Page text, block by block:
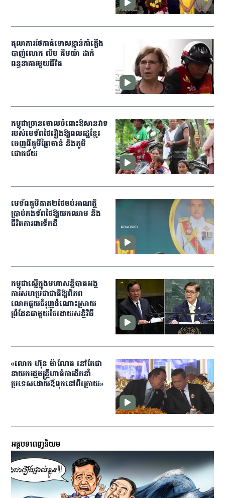
តុលាការ​ថៃកាត់ទោសខ្មាន់កាំភ្លើង
បាញ់​លោក​ លិម គិមយ៉ា ដាក់​
ពន្ធនាគារមួយជីវិត
កម្ពុជា​ច្រានចោលចំពោះ​ឱសានវាទ
របស់មេទ័ព​ថៃរឿងឱ្យពលរដ្ឋ​ខ្មែរ​
ចេញពី​ភូមីព្រៃចាន់ និងភូមិ
ជោគជ័យ
មេ​ទ័ព​ភូមិភាគ​២​ថៃ​ចប់​អាណត្តិ​
ប្រាប់​កង​ទ័ព​ថៃ​ឱ្យ​យក​ឈាម ​និង​
ជីវិត​ការពារ​ទឹកដី
កម្ពុជាស្នើក្នុងមហាសន្និបាតអង្គ
ការសហប្រជាជាតិឱ្យពិភព
លោកជួយជំរុញដំណោះស្រាយ
ព្រំដែនជាមួយថៃដោយសន្ដិវិធី
«លោក​ ហ៊ុន ម៉ាណែត នៅតែ​ជា​
នាយករដ្ឋមន្ត្រី​ហាត់​ការ​ដឹកនាំ​
ប្រទេស​ដោយ​ឪពុក​នៅ​ពីក្រោយ»​
អត្ថបទពេញនិយម